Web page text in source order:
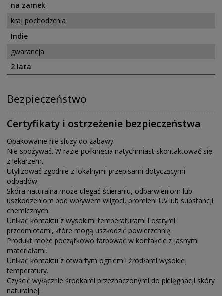
na zamek
kraj pochodzenia
Indie
gwarancja
2 lata
Bezpieczeństwo
Certyfikaty i ostrzeżenie bezpieczeństwa
Opakowanie nie służy do zabawy.
Nie spożywać. W razie połknięcia natychmiast skontaktować się
z lekarzem.
Utylizować zgodnie z lokalnymi przepisami dotyczącymi
odpadów.
Skóra naturalna może ulegać ścieraniu, odbarwieniom lub
uszkodzeniom pod wpływem wilgoci, promieni UV lub substancji
chemicznych.
Unikać kontaktu z wysokimi temperaturami i ostrymi
przedmiotami, które mogą uszkodzić powierzchnię.
Produkt może początkowo farbować w kontakcie z jasnymi
materiałami.
Unikać kontaktu z otwartym ogniem i źródłami wysokiej
temperatury.
Czyścić wyłącznie środkami przeznaczonymi do pielęgnacji skóry
naturalnej.